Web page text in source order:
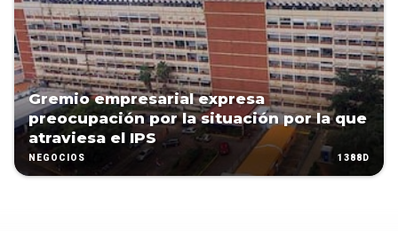
Gremio empresarial expresa
preocupación por la situación por la que
atraviesa el IPS
NEGOCIOS 1388D